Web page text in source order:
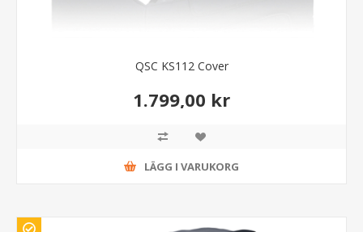
QSC KS112 Cover
1.799,00 kr
LÄGG I VARUKORG